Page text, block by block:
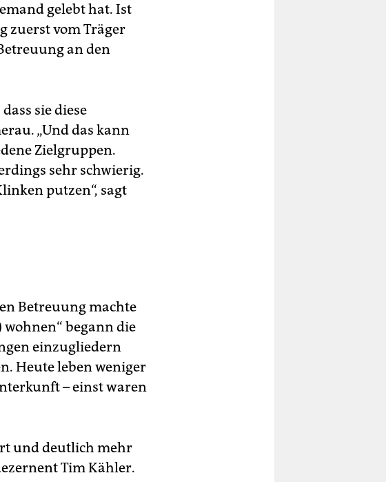
gelebt hat. Ist
zuerst vom Träger
an den
sie diese
„Und das kann
Zielgruppen.
sehr schwierig.
putzen“, sagt
Betreuung machte
wohnen“ begann die
einzugliedern
Heute leben weniger
– einst waren
und deutlich mehr
Tim Kähler.